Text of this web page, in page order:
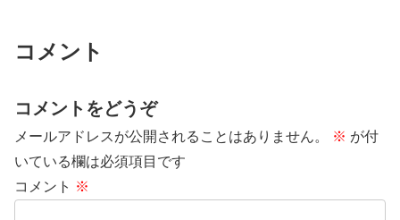
コメント
コメントをどうぞ
メールアドレスが公開されることはありません。 ※ が付
いている欄は必須項目です
コメント ※